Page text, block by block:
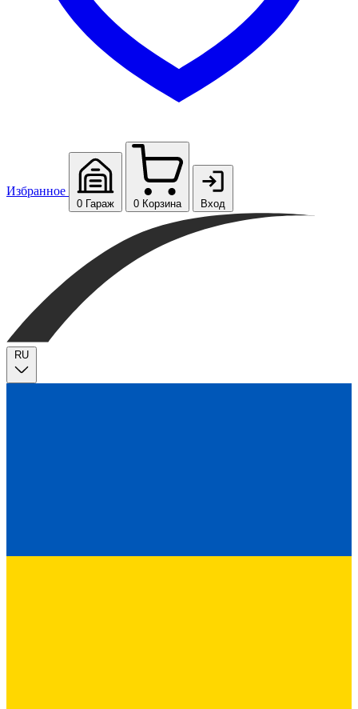
Избранное
0 Гараж 0 Корзина Вход